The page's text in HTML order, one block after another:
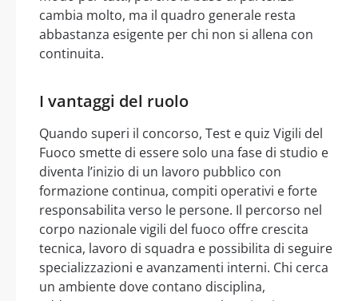
cambia molto, ma il quadro generale resta
abbastanza esigente per chi non si allena con
continuita.
I vantaggi del ruolo
Quando superi il concorso, Test e quiz Vigili del
Fuoco smette di essere solo una fase di studio e
diventa l’inizio di un lavoro pubblico con
formazione continua, compiti operativi e forte
responsabilita verso le persone. Il percorso nel
corpo nazionale vigili del fuoco offre crescita
tecnica, lavoro di squadra e possibilita di seguire
specializzazioni e avanzamenti interni. Chi cerca
un ambiente dove contano disciplina,